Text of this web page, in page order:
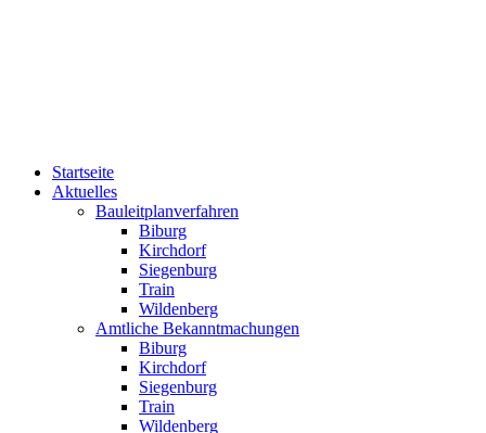
Startseite
Aktuelles
Bauleitplanverfahren
Biburg
Kirchdorf
Siegenburg
Train
Wildenberg
Amtliche Bekanntmachungen
Biburg
Kirchdorf
Siegenburg
Train
Wildenberg